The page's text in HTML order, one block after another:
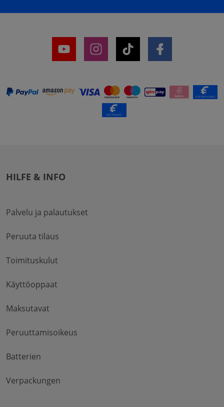
HILFE & INFO
Palvelu ja palautukset
Peruuta tilaus
Toimituskulut
Käyttöoppaat
Maksutavat
Peruuttamisoikeus
Batterien
Verpackungen